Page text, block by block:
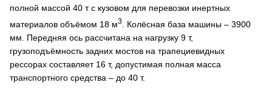
полной массой 40 т с кузовом для перевозки инертных
материалов объёмом 18 м3
. Колёсная база машины – 3900
мм. Передняя ось рассчитана на нагрузку 9 т,
грузоподъёмность задних мостов на трапециевидных
рессорах составляет 16 т, допустимая полная масса
транспортного средства – до 40 т.